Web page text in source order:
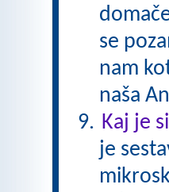
se
nam
naša
Kaj je
je